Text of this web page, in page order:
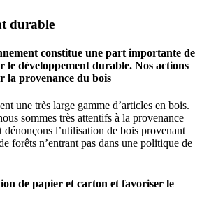
durable
constitue une part importante de
le développement durable. Nos actions
la provenance du bois
une très large gamme d’articles en bois.
sommes très attentifs à la provenance
dénonçons l’utilisation de bois provenant
forêts n’entrant pas dans une politique de
de papier et carton et favoriser le